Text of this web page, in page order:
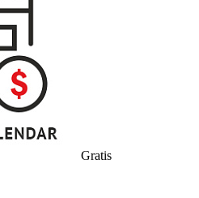
Gratis